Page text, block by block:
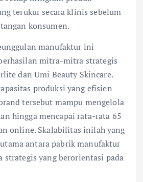
terukur secara klinis sebelum
konsumen.
manufaktur ini
mitra-mitra strategis
dan Umi Beauty Skincare.
produksi yang efisien
tersebut mampu mengelola
hingga mencapai rata-rata 65
online. Skalabilitas inilah yang
antara pabrik manufaktur
strategis yang berorientasi pada